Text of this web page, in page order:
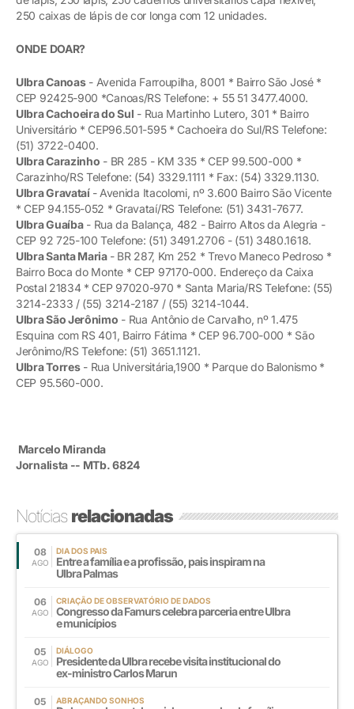
250 caixas de lápis de cor longa com 12 unidades.
ONDE DOAR?
Ulbra Canoas- Avenida Farroupilha, 8001 * Bairro São José *
CEP 92425-900 *Canoas/RS Telefone: + 55 51 3477.4000.
Ulbra Cachoeira do Sul - Rua Martinho Lutero, 301 * Bairro
Universitário * CEP96.501-595 * Cachoeira do Sul/RS Telefone:
(51) 3722-0400.
Ulbra Carazinho - BR 285 - KM 335 * CEP 99.500-000 *
Carazinho/RS Telefone: (54) 3329.1111 * Fax: (54) 3329.1130.
Ulbra Gravataí - Avenida Itacolomi, nº 3.600 Bairro São Vicente
* CEP 94.155-052 * Gravataí/RS Telefone: (51) 3431-7677.
Ulbra Guaíba- Rua da Balança, 482 - Bairro Altos da Alegria -
CEP 92 725-100 Telefone: (51) 3491.2706 - (51) 3480.1618.
Ulbra Santa Maria - BR 287, Km 252 * Trevo Maneco Pedroso *
Bairro Boca do Monte * CEP 97170-000. Endereço da Caixa
Postal 21834 * CEP 97020-970 * Santa Maria/RS Telefone: (55)
3214-2333 / (55) 3214-2187 / (55) 3214-1044.
Ulbra São Jerônimo - Rua Antônio de Carvalho, nº 1.475
Esquina com RS 401, Bairro Fátima * CEP 96.700-000 * São
Jerônimo/RS Telefone: (51) 3651.1121.
Ulbra Torres- Rua Universitária,1900 * Parque do Balonismo *
CEP 95.560-000.
Marcelo Miranda
Jornalista -- MTb. 6824
Notíciasrelacionadas
08
AGO
DIA DOS PAIS
Entre a família e a profissão, pais inspiram na
Ulbra Palmas
06
AGO
CRIAÇÃO DE OBSERVATÓRIO DE DADOS
Congresso da Famurs celebra parceria entre Ulbra
e municípios
05
AGO
DIÁLOGO
Presidente da Ulbra recebe visita institucional do
ex-ministro Carlos Marun
05 ABRAÇANDO SONHOS